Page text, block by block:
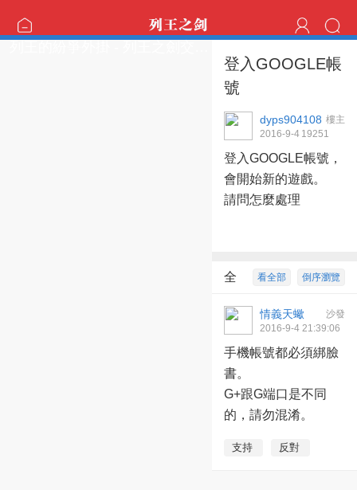
登入GOOGLE帳
號
樓主
dyps904108
19251
2016-9-4
登入GOOGLE帳號，
會開始新的遊戲。
請問怎麼處理
倒序瀏覽
看全部
全
部回復 1 沙發
情義天蠍
2016-9-4 21:39:06
手機帳號都必須綁臉
書。
G+跟G端口是不同
的，請勿混淆。
支持 反對